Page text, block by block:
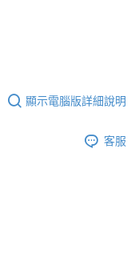
顯示電腦版詳細說明
客服